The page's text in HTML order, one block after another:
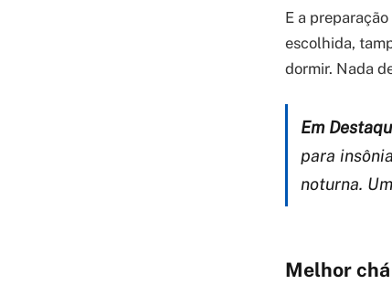
E a
escolhida,
dormir. Nada
Em
para
noturna.
Melhor